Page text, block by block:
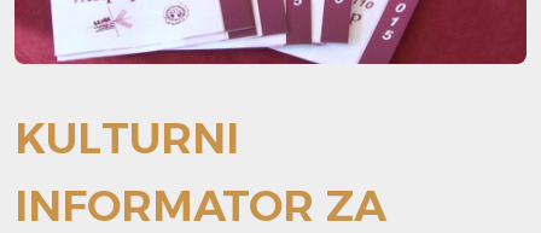
KULTURNI
INFORMATOR ZA